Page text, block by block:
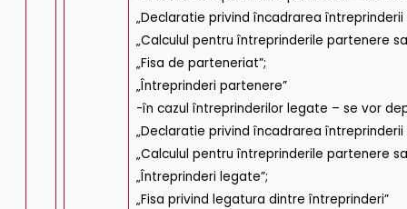
„Declaratie privind încadrarea
„Calculul pentru întreprinderile partenere
„Fisa de parteneriat”;
„Întreprinderi partenere”
-în cazul întreprinderilor legate – se vor
„Declaratie privind încadrarea
„Calculul pentru întreprinderile partenere
„Întreprinderi legate”;
„Fisa privind legatura dintre întreprinderi”